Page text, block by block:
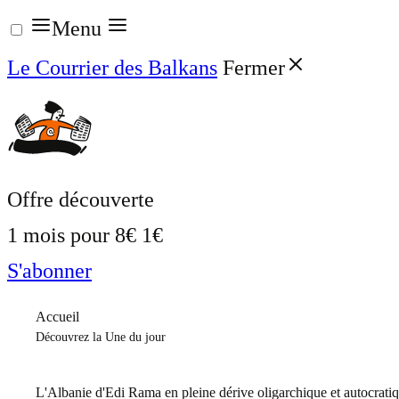
Aller
au
contenu
Menu
Le Courrier des Balkans Fermer
Offre découverte
1 mois pour 8€ 1€
S'abonner
Accueil
Découvrez la Une du jour
L'Albanie d'Edi Rama en pleine dérive oligarchique et